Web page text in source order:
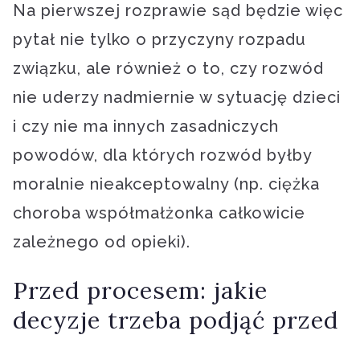
Na pierwszej rozprawie sąd będzie więc
pytał nie tylko o przyczyny rozpadu
związku, ale również o to, czy rozwód
nie uderzy nadmiernie w sytuację dzieci
i czy nie ma innych zasadniczych
powodów, dla których rozwód byłby
moralnie nieakceptowalny (np. ciężka
choroba współmałżonka całkowicie
zależnego od opieki).
Przed procesem: jakie
decyzje trzeba podjąć przed